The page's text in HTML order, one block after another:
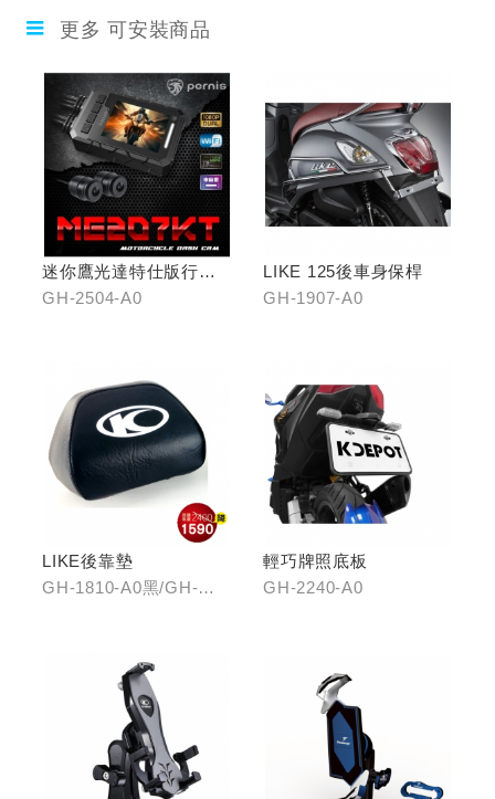
更多 可安裝商品
迷你鷹光達特仕版行車
記錄器
GH-2504-A0
LIKE 125後車身保桿
GH-1907-A0
LIKE後靠墊
GH-1810-A0黑/GH-
輕巧牌照底板
GH-2240-A0